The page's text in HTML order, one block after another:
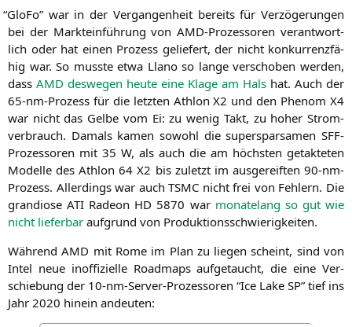
“Glo­Fo” war in der Ver­gan­gen­heit bereits für Ver­zö­ge­run­gen
bei der Markt­ein­füh­rung von AMD-Pro­zes­so­ren ver­ant­wort­
lich oder hat einen Pro­zess gelie­fert, der nicht kon­kur­renz­fä­
hig war. So muss­te etwa Llano so lan­ge ver­scho­ben wer­den,
dass AMD des­we­gen heu­te eine Kla­ge am Hals hat. Auch der
65-nm-Pro­zess für die letz­ten Ath­lonX2 und den Phe­nomX4
war nicht das Gel­be vom Ei: zu wenig Takt, zu hoher Strom­
ver­brauch. Damals kamen sowohl die super­spar­sa­men SFF-
Pro­zes­so­ren mit 35 W, als auch die am höchs­ten getak­te­ten
Model­le des Ath­lon 64X2 bis zuletzt im aus­ge­reif­ten 90-nm-
Pro­zess. Aller­dings war auchTSMC nicht frei von Feh­lern. Die
gran­dio­seATI Rade­on HD 5870 war mona­te­lang so gut wie
nicht lie­fer­bar auf­grund von Produktionsschwierigkeiten.
Wäh­rendAMD mit Rome im Plan zu lie­gen scheint, sind von
Intel neue inof­fi­zi­el­le Road­maps auf­ge­taucht, die eine Ver­
schie­bung der 10-nm-Ser­ver-Pro­zes­so­ren “Ice Lake SP” tief ins
Jahr 2020 hin­ein andeuten: